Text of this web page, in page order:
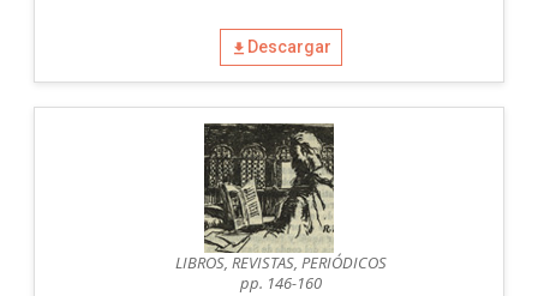
Descargar
LIBROS, REVISTAS, PERIÓDICOS
pp. 146-160